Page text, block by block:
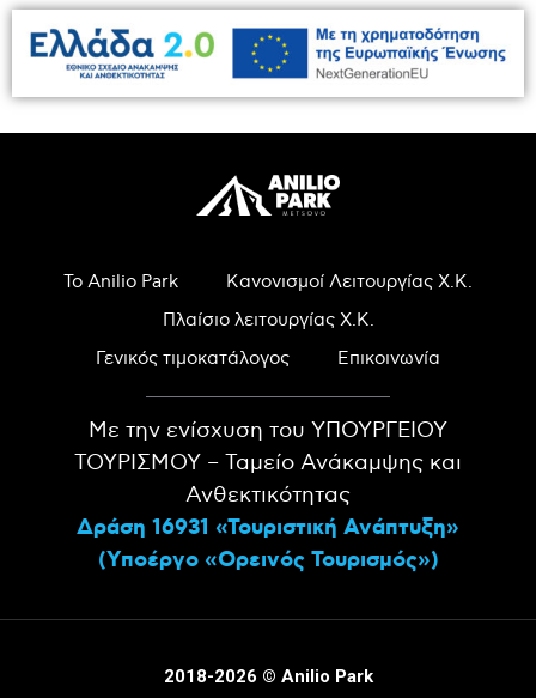
Το Anilio Park Κανονισμοί Λειτουργίας Χ.Κ.
Πλαίσιο λειτουργίας Χ.Κ.
Γενικός τιμοκατάλογος Επικοινωνία
Με την ενίσχυση του ΥΠΟΥΡΓΕΙΟΥ
ΤΟΥΡΙΣΜΟΥ – Ταμείο Ανάκαμψης και
Ανθεκτικότητας
Δράση 16931 «Τουριστική Ανάπτυξη»
(Υποέργο «Ορεινός Τουρισμός»)
2018-2026 © Anilio Park